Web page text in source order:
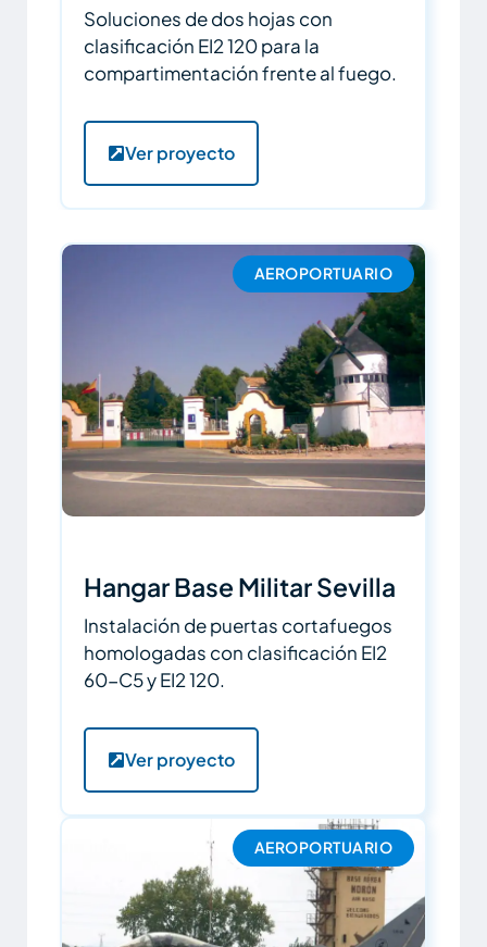
Soluciones de dos hojas con
clasificación EI2 120 para la
compartimentación frente al fuego.
Ver proyecto
AEROPORTUARIO
Hangar Base Militar Sevilla
Instalación de puertas cortafuegos
homologadas con clasificación EI2
60-C5 y EI2 120.
Ver proyecto
AEROPORTUARIO